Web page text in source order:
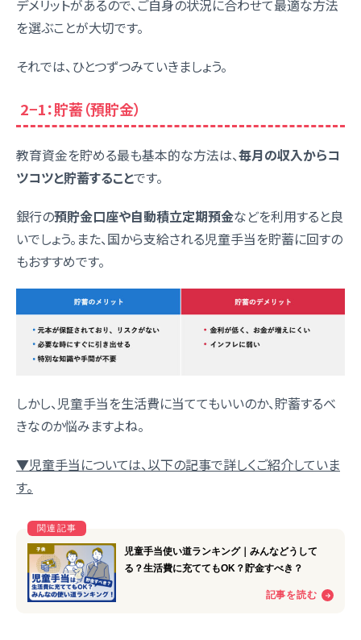
デメリットがあるので、ご自身の状況に合わせて最適な方法
を選ぶことが大切です。
それでは、ひとつずつみていきましょう。
2−1：貯蓄（預貯金）
教育資金を貯める最も基本的な方法は、毎月の収入からコ
ツコツと貯蓄することです。
銀行の預貯金口座や自動積立定期預金などを利用すると良
いでしょう。また、国から支給される児童手当を貯蓄に回すの
もおすすめです。
しかし、児童手当を生活費に当ててもいいのか、貯蓄するべ
きなのか悩みますよね。
▼児童手当については、以下の記事で詳しくご紹介していま
す。